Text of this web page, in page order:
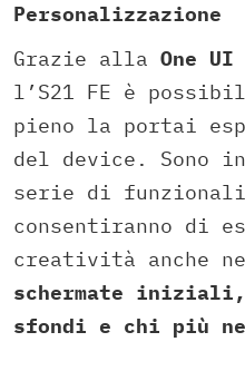
Personalizzazione
Grazie alla One UI
l’S21 FE è
pieno la portai
del device. Sono
serie di
consentiranno di
creatività anche
schermate
sfondi e chi più